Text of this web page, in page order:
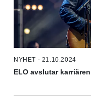
NYHET - 21.10.2024
ELO avslutar